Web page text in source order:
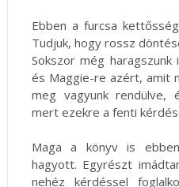
Ebben a furcsa
Tudjuk, hogy rossz
Sokszor még
és Maggie-re azért, amit
meg vagyunk rendülve,
mert ezekre a fenti
Maga a könyv is
hagyott. Egyrészt
nehéz kérdéssel